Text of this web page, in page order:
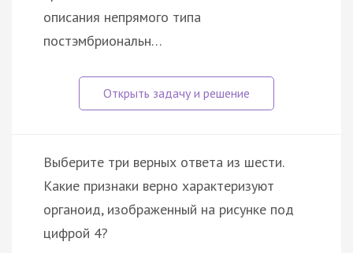
описания непрямого типа
постэмбриональн…
Выберите три верных ответа из шести.
Какие признаки верно характеризуют
органоид, изображенный на рисунке под
цифрой 4?